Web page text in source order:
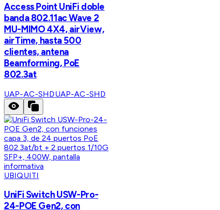
Access Point UniFi doble
banda 802.11ac Wave 2
MU-MIMO 4X4, airView,
airTime, hasta 500
clientes, antena
Beamforming, PoE
802.3at
UAP-AC-SHDUAP-AC-SHD
UBIQUITI
UniFi Switch USW-Pro-
24-POE Gen2, con